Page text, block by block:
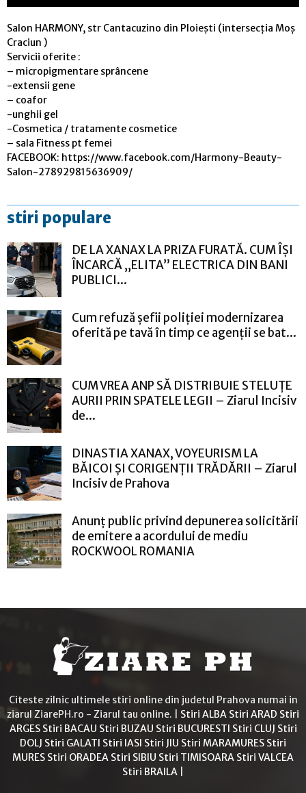
Salon HARMONY, str Cantacuzino din Ploiești (intersecția Moș
Craciun )
Servicii oferite :
– micropigmentare sprâncene
-extensii gene
– coafor
-unghii gel
-Cosmetica / tratamente cosmetice
– sala Fitness pt femei
FACEBOOK: https://www.facebook.com/Harmony-Beauty-
Salon-278929815636909/
stiri populare
DE LA XANAX LA PRIZA FURATĂ. CUM ÎȘI
ÎNCARCĂ „ELITA” ELECTRICA DIN BANI
PUBLICI...
Cum refuză șefii poliției modernizarea
oferită pe tavă în timp ce agenții se bat...
CUM VREA ANP SĂ DISTRIBUIE STELUȚE
AURII PRIN SPATELE LEGII – Ziarul Incisiv
de...
DINASTIA XANAX, VOYEURISM LA
BĂICOI ȘI CORIGENȚII TRĂDĂRII – Ziarul
Incisiv de Prahova
Anunț public privind depunerea solicitării
de emitere a acordului de mediu
ROCKWOOL ROMANIA
Citeste zilnic ultimele stiri online din judetul Prahova numai in
ziarul ZiarePH.ro - Ziarul tau online. | Stiri ALBA Stiri ARAD Stiri
ARGES Stiri BACAU Stiri BUZAU Stiri BUCURESTI Stiri CLUJ Stiri
DOLJ Stiri GALATI Stiri IASI Stiri JIU Stiri MARAMURES Stiri
MURES Stiri ORADEA Stiri SIBIU Stiri TIMISOARA Stiri VALCEA
Stiri BRAILA